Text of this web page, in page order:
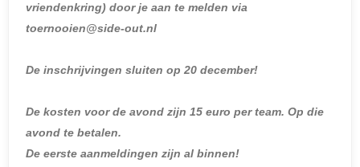
vriendenkring) door je aan te melden via
toernooien@side-out.nl
De inschrijvingen sluiten op 20 december!
De kosten voor de avond zijn 15 euro per team. Op die
avond te betalen.
De eerste aanmeldingen zijn al binnen!